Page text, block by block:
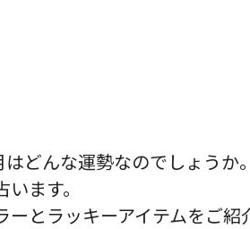
どんな運勢なのでしょうか
ます。
とラッキーアイテムをご紹